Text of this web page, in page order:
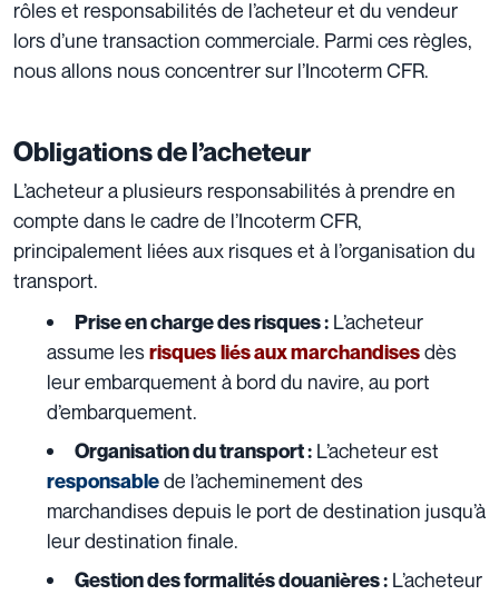
rôles et responsabilités de l’acheteur et du vendeur
lors d’une transaction commerciale. Parmi ces règles,
nous allons nous concentrer sur l’Incoterm CFR.
Obligations de l’acheteur
L’acheteur a plusieurs responsabilités à prendre en
compte dans le cadre de l’Incoterm CFR,
principalement liées aux risques et à l’organisation du
transport.
Prise en charge des risques : L’acheteur
assume lesrisquesliés aux marchandisesdès
leurembarquement à bord du navire, au port
d’embarquement.
Organisation du transport : L’acheteur est
responsablede l’acheminement des
marchandises depuis le port de destination jusqu’à
leur destination finale.
Gestion des formalités douanières : L’acheteur